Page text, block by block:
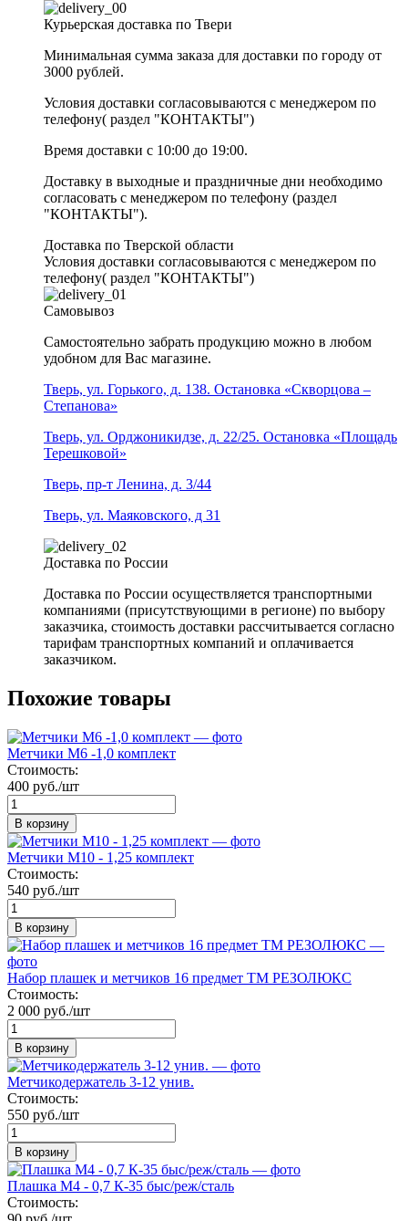
Курьерская доставка по Твери
Минимальная сумма заказа для доставки по городу от
3000 рублей.
Условия доставки согласовываются с менеджером по
телефону( раздел "КОНТАКТЫ")
Время доставки с 10:00 до 19:00.
Доставку в выходные и праздничные дни необходимо
согласовать с менеджером по телефону (раздел
"КОНТАКТЫ").
Доставка по Тверской области
Условия доставки согласовываются с менеджером по
телефону( раздел "КОНТАКТЫ")
Самовывоз
Самостоятельно забрать продукцию можно в любом
удобном для Вас магазине.
Тверь, ул. Горького, д. 138. Остановка «Скворцова –
Степанова»
Тверь, ул. Орджоникидзе, д. 22/25. Остановка «Площадь
Терешковой»
Тверь, пр-т Ленина, д. 3/44
Тверь, ул. Маяковского, д 31
Доставка по России
Доставка по России осуществляется транспортными
компаниями (присутствующими в регионе) по выбору
заказчика, стоимость доставки рассчитывается согласно
тарифам транспортных компаний и оплачивается
заказчиком.
Похожие товары
Метчики М6 -1,0 комплект
Стоимость:
400 руб./шт
В корзину
Метчики М10 - 1,25 комплект
Стоимость:
540 руб./шт
В корзину
Набор плашек и метчиков 16 предмет ТМ РЕЗОЛЮКС
Стоимость:
2 000 руб./шт
В корзину
Метчикодержатель 3-12 унив.
Стоимость:
550 руб./шт
В корзину
Плашка М4 - 0,7 К-35 быс/реж/сталь
Стоимость: